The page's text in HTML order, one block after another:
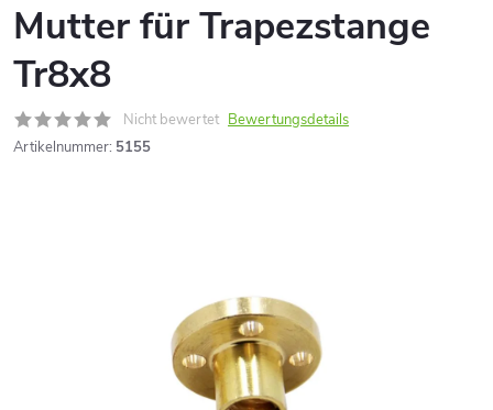
Mutter für Trapezstange
Tr8x8
Nicht bewertet Bewertungsdetails
Artikelnummer: 5155